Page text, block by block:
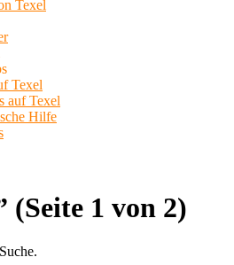
Texel
Texel
auf Texel
Hilfe
(Seite 1 von 2)